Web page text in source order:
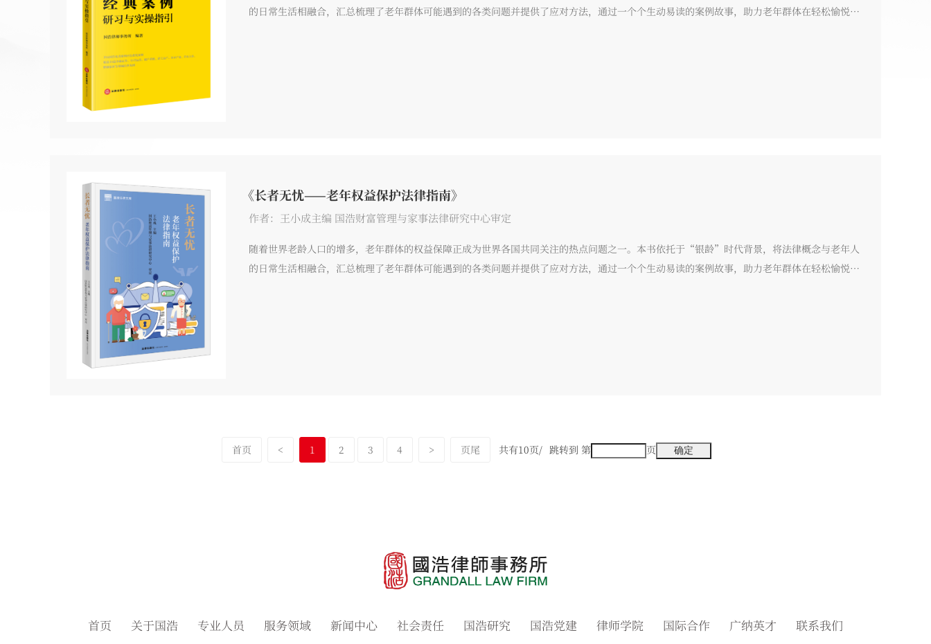
的日常生活相融合，汇总梳理了老年群体可能遇到的各类问题并提供了应对方法，通过一个个生动易读的案例故事，助力老年群体在轻松愉悦的
《长者无忧——老年权益保护法律指南》
作者：王小成主编 国浩财富管理与家事法律研究中心审定
随着世界老龄人口的增多，老年群体的权益保障正成为世界各国共同关注的热点问题之一。本书依托于“银龄”时代背景，将法律概念与老年人
的日常生活相融合，汇总梳理了老年群体可能遇到的各类问题并提供了应对方法，通过一个个生动易读的案例故事，助力老年群体在轻松愉悦的
首页 < 1 2 3 4 > 页尾 共有10页/ 跳转到 第 页
首页 关于国浩 专业人员 服务领域 新闻中心 社会责任 国浩研究 国浩党建 律师学院 国际合作 广纳英才 联系我们